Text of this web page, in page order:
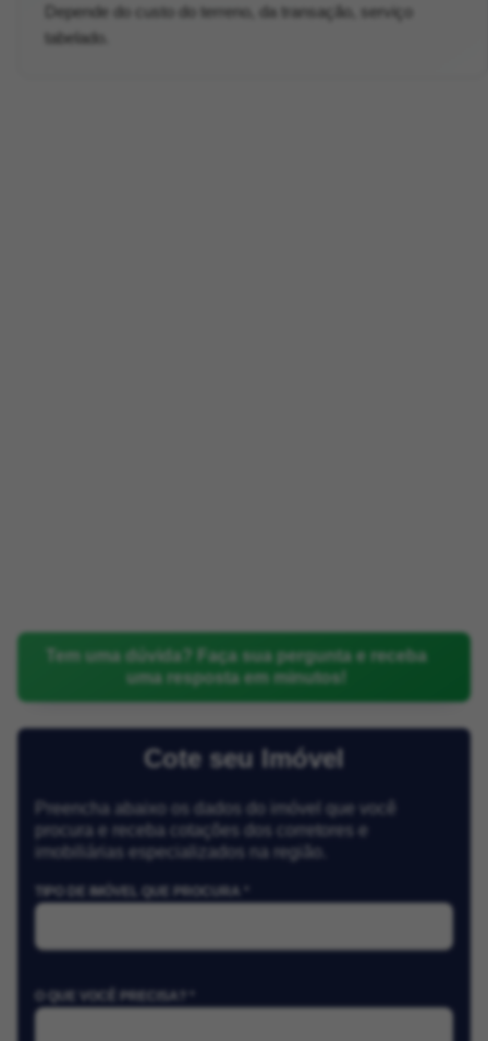
Depende do custo do terreno, da transação, serviço
tabelado.
Tem uma dúvida? Faça sua pergunta e receba
uma resposta em minutos!
Cote seu Imóvel
Preencha abaixo os dados do imóvel que você
procura e receba cotações dos corretores e
imobiliárias especializados na região.
TIPO DE IMÓVEL QUE PROCURA *
O QUE VOCÊ PRECISA? *